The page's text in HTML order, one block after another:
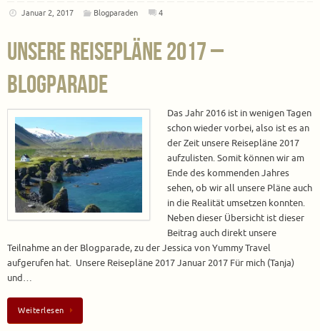
Januar 2, 2017 Blogparaden 4
Unsere Reisepläne 2017 –
Blogparade
Das Jahr 2016 ist in wenigen Tagen
schon wieder vorbei, also ist es an
der Zeit unsere Reisepläne 2017
aufzulisten. Somit können wir am
Ende des kommenden Jahres
sehen, ob wir all unsere Pläne auch
in die Realität umsetzen konnten.
Neben dieser Übersicht ist dieser
Beitrag auch direkt unsere
Teilnahme an der Blogparade, zu der Jessica von Yummy Travel
aufgerufen hat. Unsere Reisepläne 2017 Januar 2017 Für mich (Tanja)
und…
Weiterlesen